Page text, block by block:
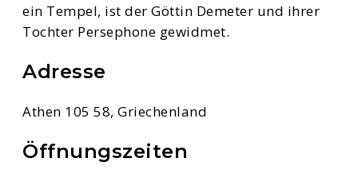
ein Tempel, ist der Göttin Demeter und ihrer
Tochter Persephone gewidmet.
Adresse
Athen 105 58, Griechenland
Öffnungszeiten